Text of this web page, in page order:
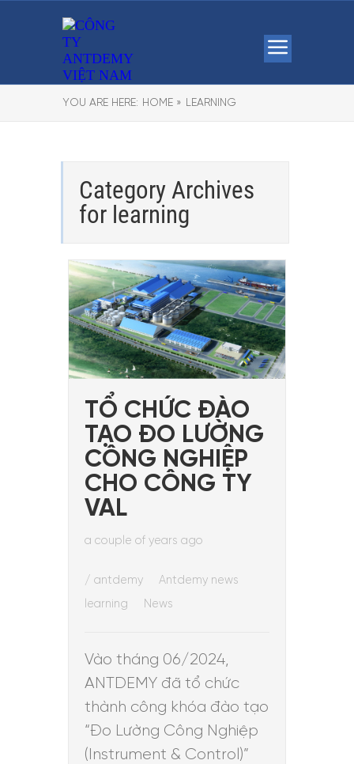
YOU ARE HERE: HOME » LEARNING
Category Archives
for learning
TỔ CHỨC ĐÀO
TẠO ĐO LƯỜNG
CÔNG NGHIỆP
CHO CÔNG TY
VAL
a couple of years ago
/antdemy
Antdemy news
learning
News
Vào tháng 06/2024,
ANTDEMY đã tổ chức
thành công khóa đào tạo
“Đo Lường Công Nghiệp
(Instrument & Control)”